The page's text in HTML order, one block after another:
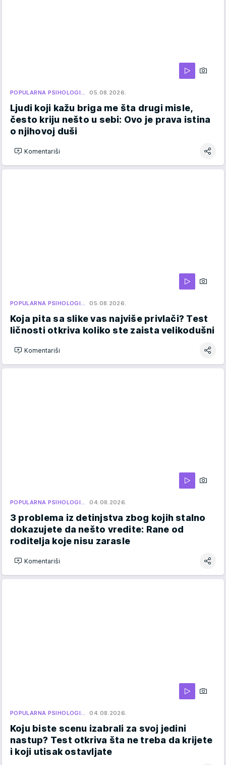
POPULARNA PSIHOLOGI… 05.08.2026.
Ljudi koji kažu briga me šta drugi misle,
često kriju nešto u sebi: Ovo je prava istina
o njihovoj duši
Komentariši
POPULARNA PSIHOLOGI… 05.08.2026.
Koja pita sa slike vas najviše privlači? Test
ličnosti otkriva koliko ste zaista velikodušni
Komentariši
POPULARNA PSIHOLOGI… 04.08.2026.
3 problema iz detinjstva zbog kojih stalno
dokazujete da nešto vredite: Rane od
roditelja koje nisu zarasle
Komentariši
POPULARNA PSIHOLOGI… 04.08.2026.
Koju biste scenu izabrali za svoj jedini
nastup? Test otkriva šta ne treba da krijete
i koji utisak ostavljate